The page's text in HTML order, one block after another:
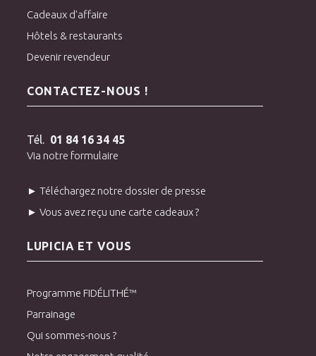
Cadeaux d'affaire
Hôtels & restaurants
Devenir revendeur
CONTACTEZ-NOUS !
Tél. 01 84 16 34 45
Via notre formulaire
► Téléchargez notre dossier de presse
► Vous avez reçu une carte cadeaux ?
LUPICIA ET VOUS
Programme FIDÉLITHÉ™
Parrainage
Qui sommes-nous ?